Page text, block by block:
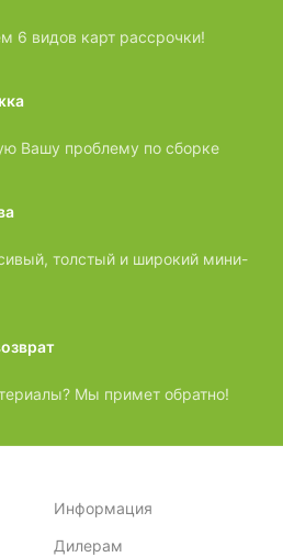
6 видов карт рассрочки!
Вашу проблему по сборке
толстый и широкий мини-
Мы примет обратно!
Информация
Дилерам